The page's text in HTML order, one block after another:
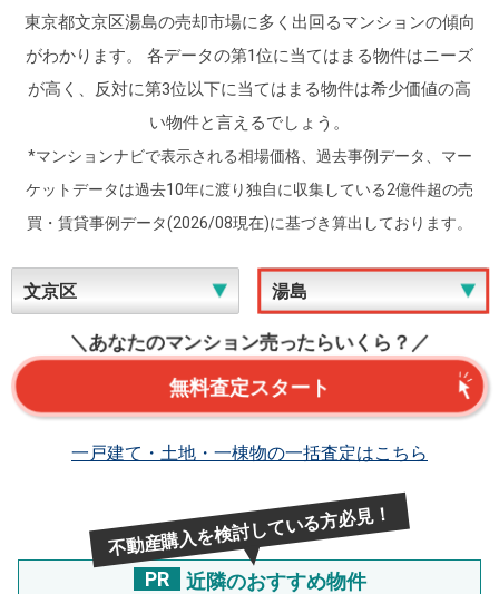
東京都文京区湯島の売却市場に多く出回るマンションの傾向
がわかります。
各データの第1位に当てはまる物件はニーズ
が高く、反対に第3位以下に当てはまる物件は希少価値の高
い物件と言えるでしょう。
*マンションナビで表示される相場価格、過去事例データ、マー
ケットデータは過去10年に渡り独自に収集している2億件超の売
買・賃貸事例データ(2026/08現在)に基づき算出しております。
＼あなたのマンション売ったらいくら？／
無料査定スタート
一戸建て・土地・一棟物の一括査定はこちら
不動産購入を検討している方必見！
PR 近隣のおすすめ物件